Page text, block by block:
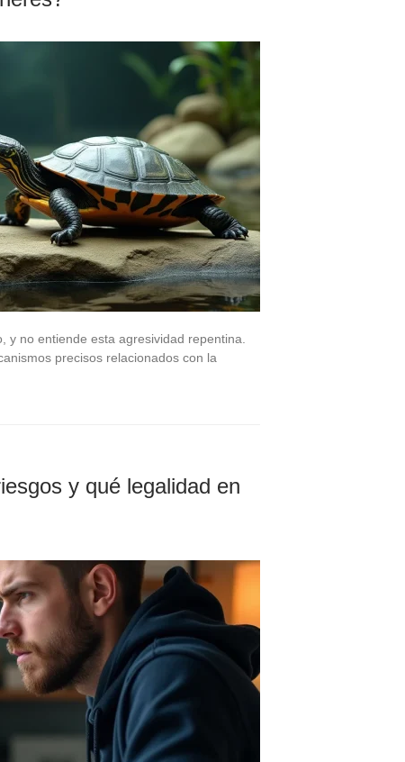
no entiende esta agresividad repentina.
precisos relacionados con la
y qué legalidad en